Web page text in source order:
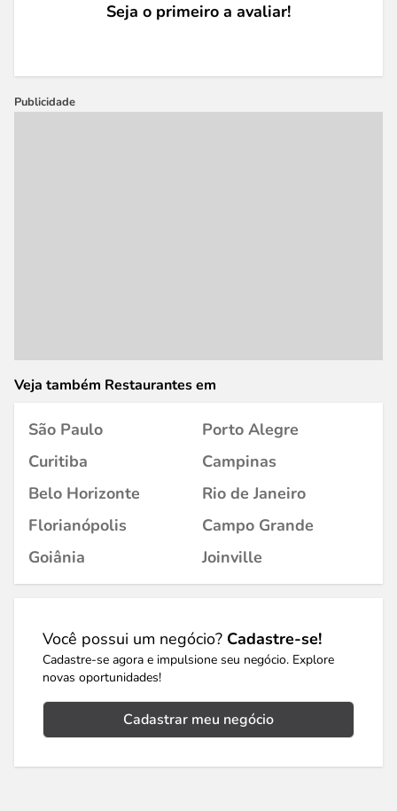
Seja o primeiro a avaliar!
Publicidade
Veja também Restaurantes em
São Paulo
Porto Alegre
Curitiba
Campinas
Belo Horizonte
Rio de Janeiro
Florianópolis
Campo Grande
Goiânia
Joinville
Você possui um negócio? Cadastre-se!
Cadastre-se agora e impulsione seu negócio. Explore
novas oportunidades!
Cadastrar meu negócio